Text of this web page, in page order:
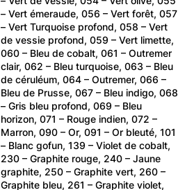
– Vert émeraude, 056 – Vert forêt, 057
– Vert Turquoise profond, 058 – Vert
de vessie profond, 059 – Vert limette,
060 – Bleu de cobalt, 061 – Outremer
clair, 062 – Bleu turquoise, 063 – Bleu
de céruléum, 064 – Outremer, 066 –
Bleu de Prusse, 067 – Bleu indigo, 068
– Gris bleu profond, 069 – Bleu
horizon, 071 – Rouge indien, 072 –
Marron, 090 – Or, 091 – Or bleuté, 101
– Blanc gofun, 139 – Violet de cobalt,
230 – Graphite rouge, 240 – Jaune
graphite, 250 – Graphite vert, 260 –
Graphite bleu, 261 – Graphite violet,